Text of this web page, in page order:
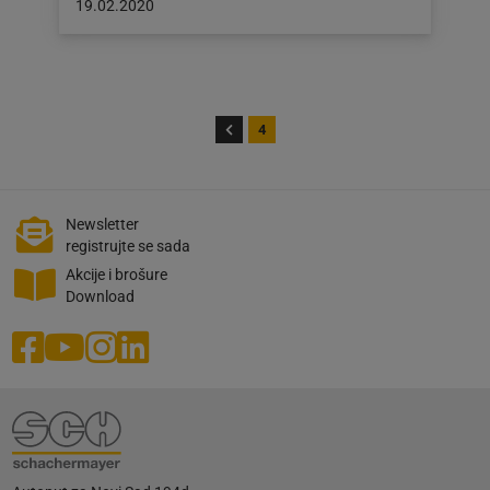
Objava
19.02.2020
4
Newsletter
registrujte se sada
Akcije i brošure
Download